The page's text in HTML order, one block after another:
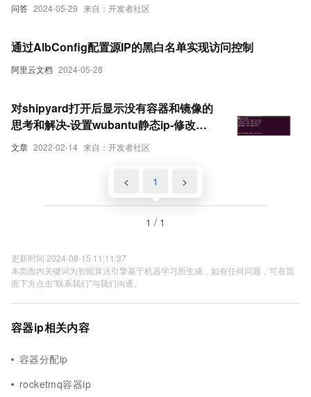
问答 2024-05-29 来自：开发者社区
阿里云文档 2024-05-28
通过AlbConfig配置源IP的黑白名单实现访问控制
文章 2022-02-14 来自：开发者社区
对shipyard打开后显示没有容器和镜像的
思考和解决-设置wubantu静态ip-修改
shipyard容器的ip和端口
< 1 >
1 / 1
更新时间 2024-08-15 11:11:37
本页面内关键词为智能算法引擎基于机器学习所生成，如有任何问题，可在页
面下方点击"联系我们"与我们沟通。
容器ip相关内容
容器分配ip
rocketmq容器ip